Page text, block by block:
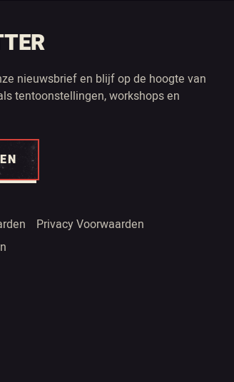
nieuwsbrief en blijf op de hoogte van
tentoonstellingen, workshops en
Privacy Voorwaarden